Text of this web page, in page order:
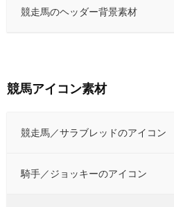
競走馬のヘッダー背景素材
競馬アイコン素材
競走馬／サラブレッドのアイコン
騎手／ジョッキーのアイコン